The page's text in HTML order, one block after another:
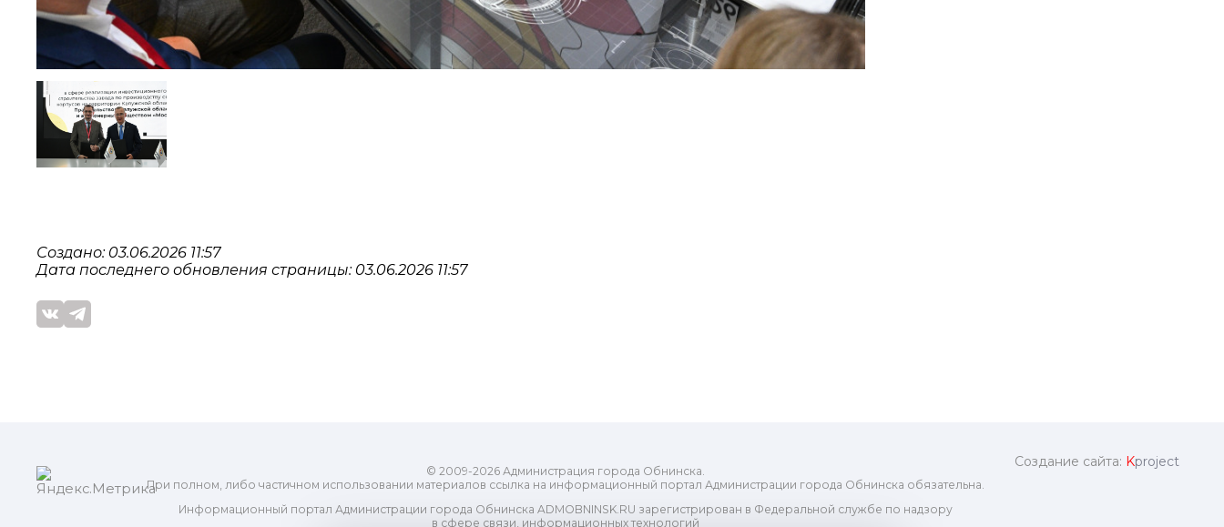
Создано: 03.06.2026 11:57
Дата последнего обновления страницы: 03.06.2026 11:57
© 2009-2026 Администрация города Обнинска.
При полном, либо частичном использовании материалов ссылка на информационный портал Администрации города Обнинска обязательна.
Информационный портал Администрации города Обнинска ADMOBNINSK.RU зарегистрирован в Федеральной службе по надзору
в сфере связи, информационных технологий
Создание сайта: Kproject